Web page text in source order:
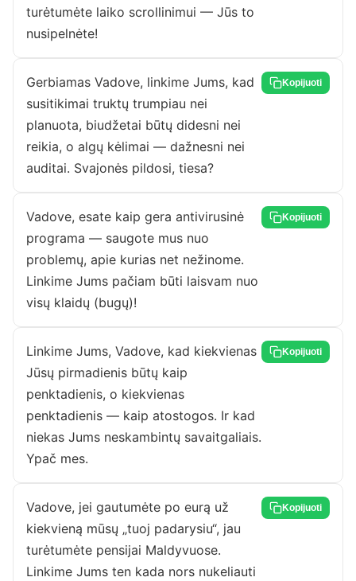
turėtumėte laiko scrollinimui — Jūs to
nusipelnėte!
Gerbiamas Vadove, linkime Jums, kad
susitikimai truktų trumpiau nei
planuota, biudžetai būtų didesni nei
reikia, o algų kėlimai — dažnesni nei
auditai. Svajonės pildosi, tiesa?
Kopijuoti
Vadove, esate kaip gera antivirusinė
programa — saugote mus nuo
problemų, apie kurias net nežinome.
Linkime Jums pačiam būti laisvam nuo
visų klaidų (bugų)!
Kopijuoti
Linkime Jums, Vadove, kad kiekvienas
Jūsų pirmadienis būtų kaip
penktadienis, o kiekvienas
penktadienis — kaip atostogos. Ir kad
niekas Jums neskambintų savaitgaliais.
Ypač mes.
Kopijuoti
Vadove, jei gautumėte po eurą už
kiekvieną mūsų „tuoj padarysiu“, jau
turėtumėte pensijai Maldyvuose.
Linkime Jums ten kada nors nukeliauti
Kopijuoti